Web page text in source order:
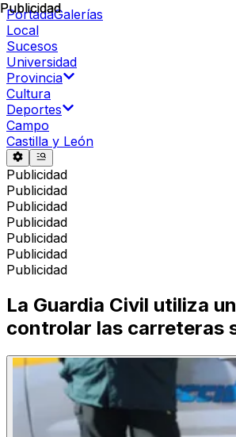
PortadaGalerías
Local
Sucesos
Universidad
Provincia
Cultura
Deportes
Campo
Castilla y León
Publicidad
Publicidad
Publicidad
Publicidad
Publicidad
Publicidad
Publicidad
Publicidad
La Guardia Civil utiliza
controlar las carreteras
Publicidad